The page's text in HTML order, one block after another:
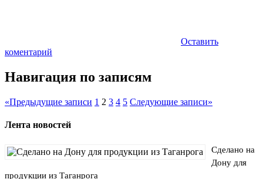
Оставить
коментарий
Навигация по записям
«Предыдущие записи 1 2 3 4 5 Следующие записи»
Лента новостей
Сделано на
Дону для
продукции из Таганрога